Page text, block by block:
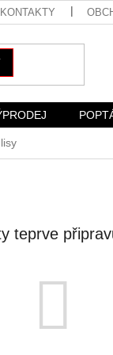
KONTAKTY
teprve